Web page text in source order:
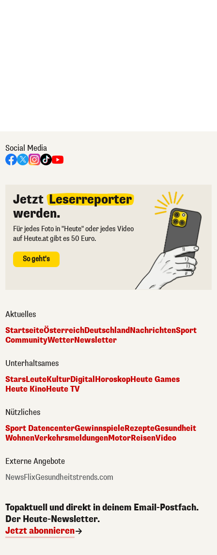
Social Media
Jetzt Leserreporter
werden.
Für jedes Foto in "Heute" oder jedes Video
auf Heute.at gibt es 50 Euro.
So geht's
Aktuelles
StartseiteÖsterreichDeutschlandNachrichtenSport
CommunityWetterNewsletter
Unterhaltsames
StarsLeuteKulturDigitalHoroskopHeute Games
Heute KinoHeute TV
Nützliches
Sport DatencenterGewinnspieleRezepteGesundheit
WohnenVerkehrsmeldungenMotorReisenVideo
Externe Angebote
NewsFlixGesundheitstrends.com
Topaktuell und direkt in deinem Email-Postfach.
Der Heute-Newsletter.
Jetzt abonnieren